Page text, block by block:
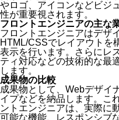
やロゴ、アイコンなどビジ
性が重要視されます。
フロントエンジニアの主な
フロントエンジニアはデザ
HTML/CSSでレイアウトを
表示を行います。さらにレ
ティ対応などの技術的な最
します。
成果物の比較
成果物として、Webデザイ
イプなどを納品します。こ
ントエンジニアは、実際に
可能な機能、レスポンシブ